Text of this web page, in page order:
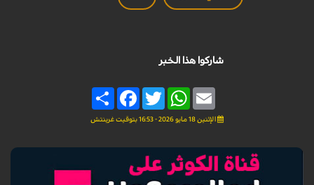
شاركوا هذا الخبر
Share
FacebookTwitter
WhatsAppEmail
الإثنين 18 مايو 2026 - 16:53 بتوقيت غرينتش